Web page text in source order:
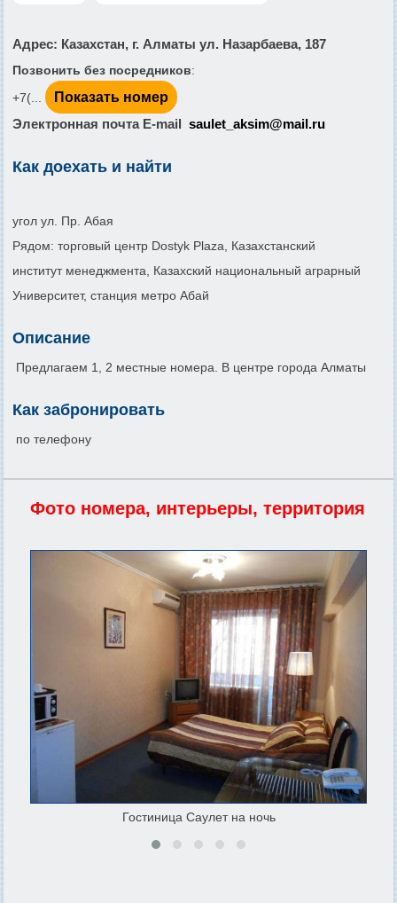
Адрес: Казахстан, г. Алматы ул. Назарбаева, 187
Позвонить без посредников:
+7(...
Показать номер
Электронная почта E-mail saulet_aksim@mail.ru
Как доехать и найти
угол ул. Пр. Абая
Рядом: торговый центр Dostyk Plaza, Казахстанский
институт менеджмента, Казахский национальный аграрный
Университет, станция метро Абай
Описание
Предлагаем 1, 2 местные номера. В центре города Алматы
Как забронировать
по телефону
Фото номера, интерьеры, территория
Гостиница Саулет на ночь